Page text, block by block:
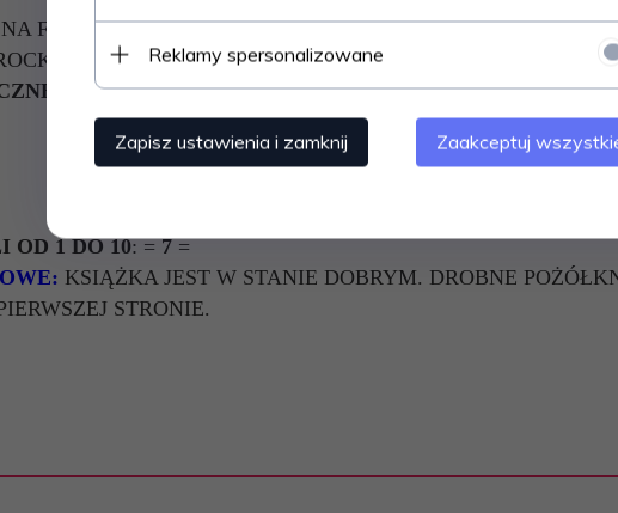
FORTEPIAN.
: MACIEJ MAKAREWICZ.
OD 1 DO 10: =7=
KSIĄŻKA JEST W STANIE DOBRYM. DROBNE
STRONIE.
Reklamy spersonalizowane
Zapisz ustawienia i zamknij Zaakceptuj